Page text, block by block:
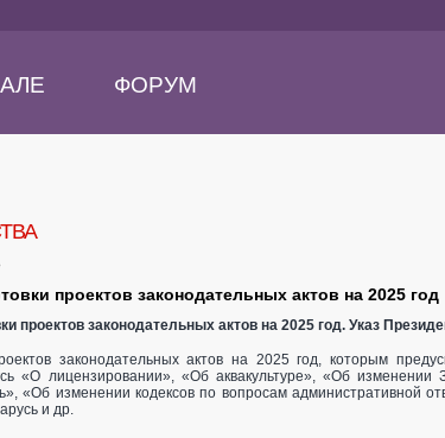
ФОРУМ
проектов законодательных актов на 2025 год
проектов законодательных актов на 2025 год. Указ
законодательных актов на 2025 год, которым
«О лицензировании», «Об аквакультуре», «Об
«Об изменении кодексов по вопросам административной
и др.